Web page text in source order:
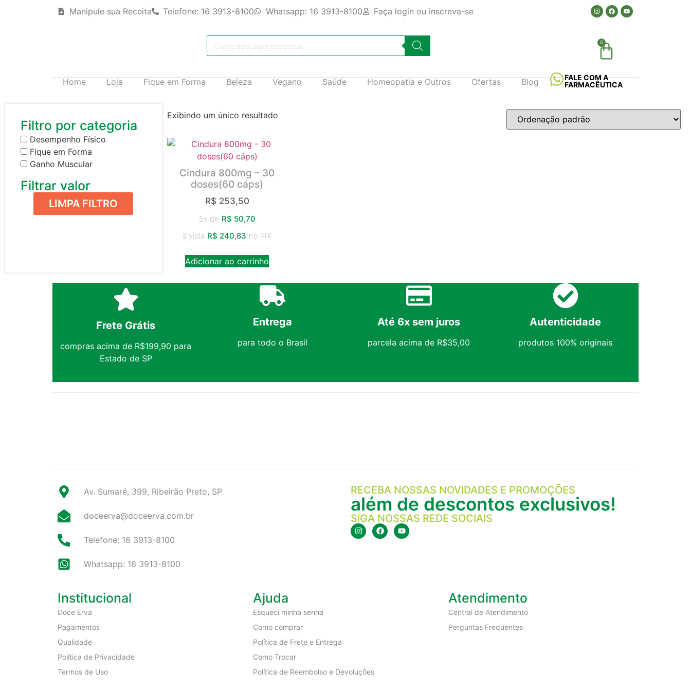
Manipule sua Receita Telefone: 16 3913-8100 Whatsapp: 16 3913-8100 Faça login ou inscreva-se
0
Home Loja Fique em Forma Beleza Vegano Saúde Homeopatia e Outros Ofertas Blog
FALE COM A
FARMACÊUTICA
Filtro por categoria
Desempenho Físico
Fique em Forma
Ganho Muscular
Filtrar valor
LIMPA FILTRO
Exibindo um único resultado
Cindura 800mg – 30
doses(60 cáps)
R$ 253,50
5x de R$ 50,70
à vista R$ 240,83 no PIX
Adicionar ao carrinho
Frete Grátis
compras acima de R$199,90 para
Estado de SP
Entrega
para todo o Brasil
Até 6x sem juros
parcela acima de R$35,00
Autenticidade
produtos 100% originais
Av. Sumaré, 399, Ribeirão Preto, SP
doceerva@doceerva.com.br
Telefone: 16 3913-8100
Whatsapp: 16 3913-8100
RECEBA NOSSAS NOVIDADES E PROMOÇÕES
além de descontos exclusivos!
SiGA NOSSAS REDE SOCIAIS
Institucional
Doce Erva
Pagamentos
Qualidade
Política de Privacidade
Termos de Uso
Ajuda
Esqueci minha senha
Como comprar
Política de Frete e Entrega
Como Trocar
Política de Reembolso e Devoluções
Atendimento
Central de Atendimento
Perguntas Frequentes